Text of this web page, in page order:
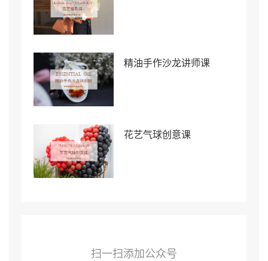
精油手作沙龙讲师课
花艺气球创意课
扫一扫添加公众号